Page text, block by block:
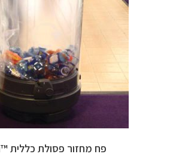
פח מחזור פסולת כללית ™C-Thru